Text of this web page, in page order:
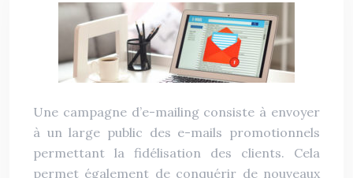
Une campagne d’e-mailing consiste à envoyer
à un large public des e-mails promotionnels
permettant la fidélisation des clients. Cela
permet également de conquérir de nouveaux